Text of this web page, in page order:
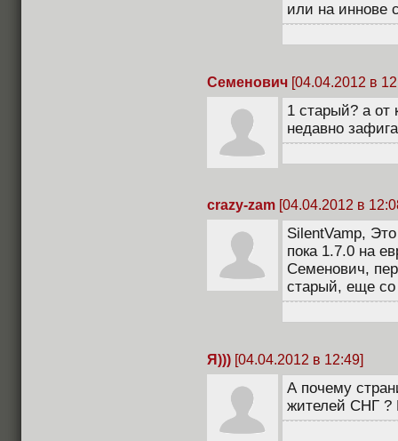
или на иннове
Семенович [04.04.2012 в
1 старый? а от
недавно
crazy-zam [04.04.2012 в
SilentVamp,
пока 1.7.0 на
Семенович,
старый, еще
Я))) [04.04.2012 в 12:49]
А почему
жителей СНГ ?